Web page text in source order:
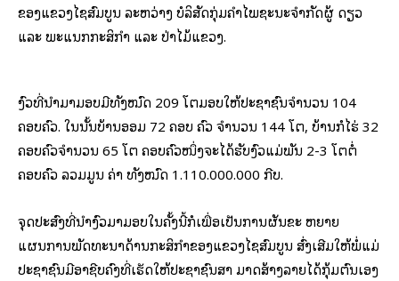
ຂອງແຂວງໄຊສົມບູນ ລະຫວ່າງ ບໍລິສັດກຸ່ມຄໍາໄພຊະນະຈໍາກັດຜູ້ ດຽວ
ແລະ ພະແນກກະສິກໍາ ແລະ ປ່າໄມ້ແຂວງ.
ງົວທີ່ນໍາມາມອບມີທັງໝົດ 209 ໂຕມອບໃຫ້ປະຊາຊົນຈໍານວນ 104
ຄອບຄົວ. ໃນນັ້ນບ້ານອອມ 72 ຄອບ ຄົວ ຈໍານວນ 144 ໂຕ, ບ້ານກໍໄຮ່ 32
ຄອບຄົວຈໍານວນ 65 ໂຕ ຄອບຄົວໜຶ່ງຈະໄດ້ຮັບງົວແມ່ພັນ 2-3 ໂຕຕໍ່
ຄອບຄົວ ລວມມູນ ຄ່າ ທັງໝົດ 1.110.000.000 ກີບ.
ຈຸດປະສົງທີ່ນໍາງົວມາມອບໃນຄັ້ງນີ້ກໍເພື່ອເປັນການຜັນຂະ ຫຍາຍ
ແຜນການພັດທະນາດ້ານກະສິກໍາຂອງແຂວງໄຊສົມບູນ ສົ່ງເສີມໃຫ້ພໍ່ແມ່
ປະຊາຊົນມີອາຊີບຄົງທີ່ເຮັດໃຫ້ປະຊາຊົນສາ ມາດສ້າງລາຍໄດ້ກຸ້ມຕົນເອງ